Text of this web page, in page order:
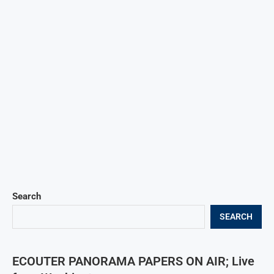
Search
SEARCH
ECOUTER PANORAMA PAPERS ON AIR; Live